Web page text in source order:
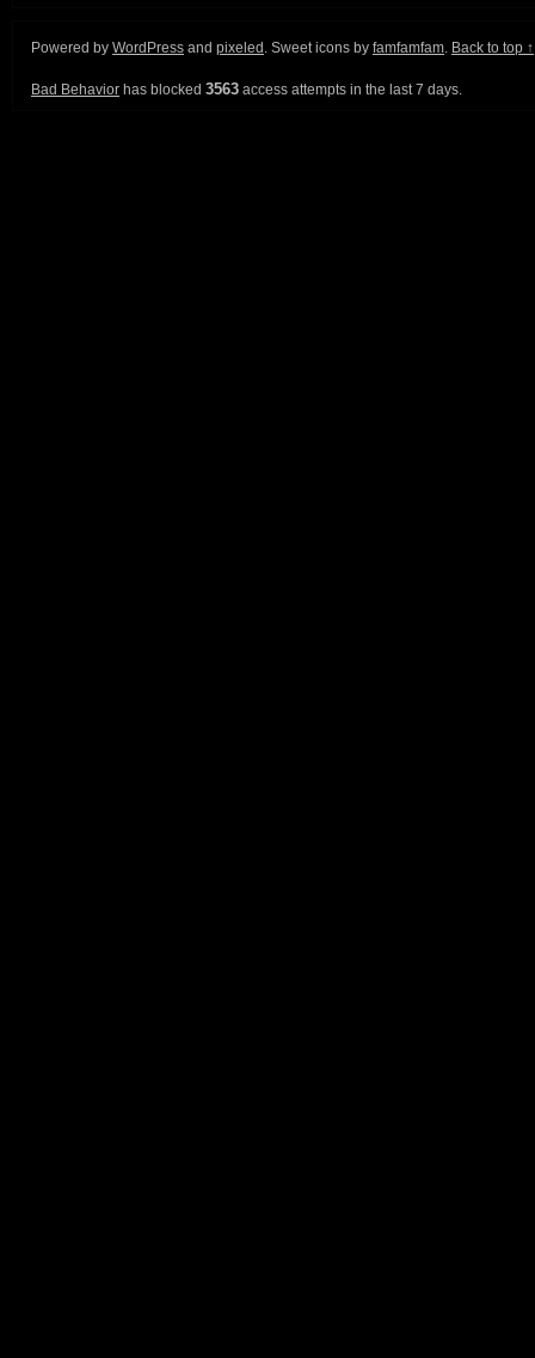
Powered by WordPress and pixeled . Sweet icons by famfamfam. Back to top ↑
Bad Behavior has blocked 3563 access attempts in the last 7 days.